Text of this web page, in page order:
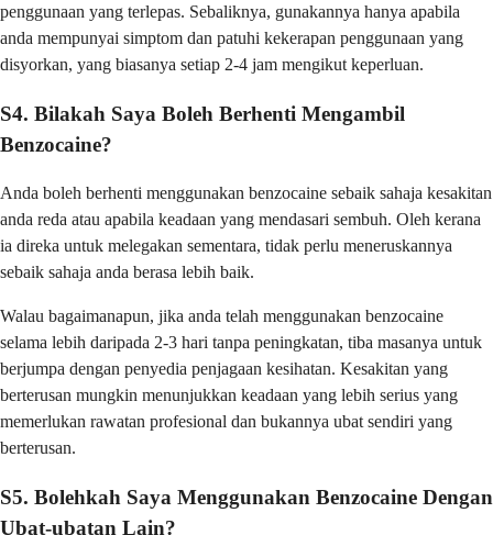
penggunaan yang terlepas. Sebaliknya, gunakannya hanya apabila
anda mempunyai simptom dan patuhi kekerapan penggunaan yang
disyorkan, yang biasanya setiap 2-4 jam mengikut keperluan.
S4. Bilakah Saya Boleh Berhenti Mengambil
Benzocaine?
Anda boleh berhenti menggunakan benzocaine sebaik sahaja kesakitan
anda reda atau apabila keadaan yang mendasari sembuh. Oleh kerana
ia direka untuk melegakan sementara, tidak perlu meneruskannya
sebaik sahaja anda berasa lebih baik.
Walau bagaimanapun, jika anda telah menggunakan benzocaine
selama lebih daripada 2-3 hari tanpa peningkatan, tiba masanya untuk
berjumpa dengan penyedia penjagaan kesihatan. Kesakitan yang
berterusan mungkin menunjukkan keadaan yang lebih serius yang
memerlukan rawatan profesional dan bukannya ubat sendiri yang
berterusan.
S5. Bolehkah Saya Menggunakan Benzocaine Dengan
Ubat-ubatan Lain?